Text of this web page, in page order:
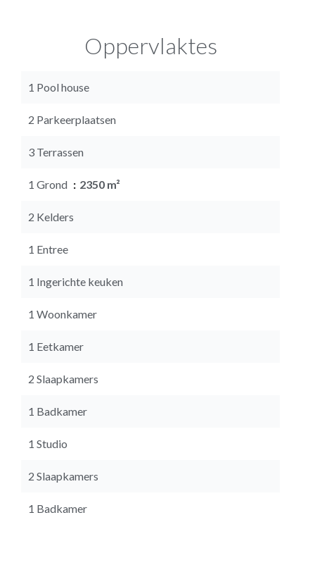
Oppervlaktes
1 Pool house
2 Parkeerplaatsen
3 Terrassen
1 Grond 2350 m²
2 Kelders
1 Entree
1 Ingerichte keuken
1 Woonkamer
1 Eetkamer
2 Slaapkamers
1 Badkamer
1 Studio
2 Slaapkamers
1 Badkamer